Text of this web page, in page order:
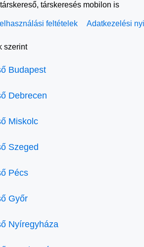
társkeresés mobilon is
feltételek Adatkezelési
szerint
Budapest
Debrecen
Miskolc
Szeged
Pécs
Győr
Nyíregyháza